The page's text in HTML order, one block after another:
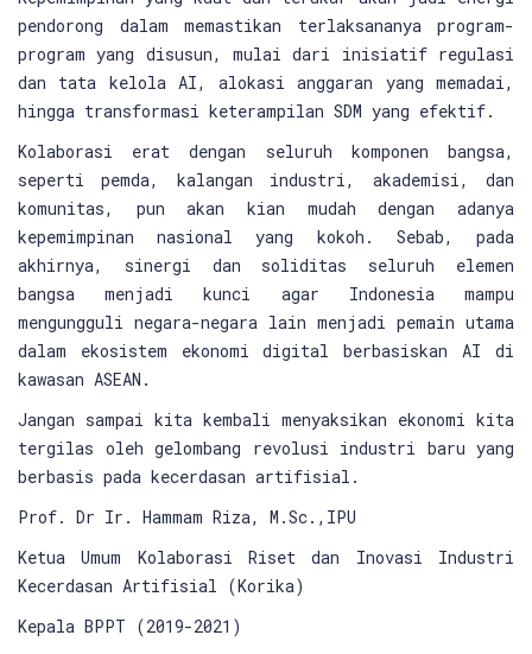
pendorong dalam memastikan terlaksananya program-
program yang disusun, mulai dari inisiatif regulasi
dan tata kelola AI, alokasi anggaran yang memadai,
hingga transformasi keterampilan SDM yang efektif.
Kolaborasi erat dengan seluruh komponen bangsa,
seperti pemda, kalangan industri, akademisi, dan
komunitas, pun akan kian mudah dengan adanya
kepemimpinan nasional yang kokoh. Sebab, pada
akhirnya, sinergi dan soliditas seluruh elemen
bangsa menjadi kunci agar Indonesia mampu
mengungguli negara-negara lain menjadi pemain utama
dalam ekosistem ekonomi digital berbasiskan AI di
kawasan ASEAN.
Jangan sampai kita kembali menyaksikan ekonomi kita
tergilas oleh gelombang revolusi industri baru yang
berbasis pada kecerdasan artifisial.
Prof. Dr Ir. Hammam Riza, M.Sc.,IPU
Ketua Umum Kolaborasi Riset dan Inovasi Industri
Kecerdasan Artifisial (Korika)
Kepala BPPT (2019-2021)